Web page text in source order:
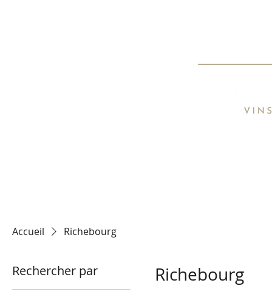
Accueil Richebourg
Rechercher par Richebourg